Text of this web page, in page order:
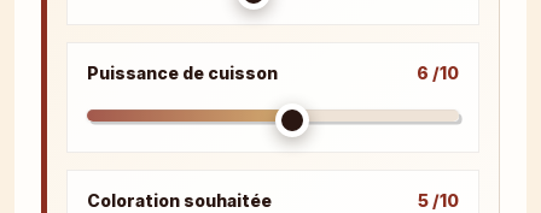
Puissance de cuisson 6 /10
Coloration souhaitée 5 /10